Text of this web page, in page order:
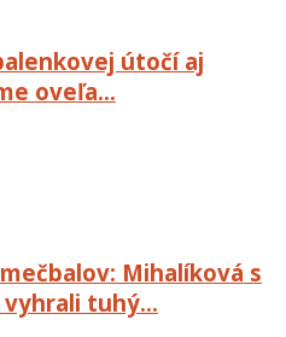
útočí aj
oveľa…
Mihalíková s
vyhrali tuhý…